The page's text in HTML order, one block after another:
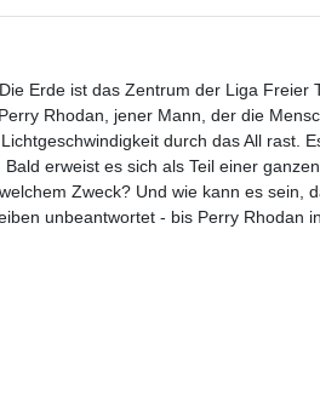
Erde ist das Zentrum der Liga
Rhodan, jener Mann, der die
durch das All rast.
erweist es sich als Teil einer
Zweck? Und wie kann es
unbeantwortet - bis Perry Rhodan